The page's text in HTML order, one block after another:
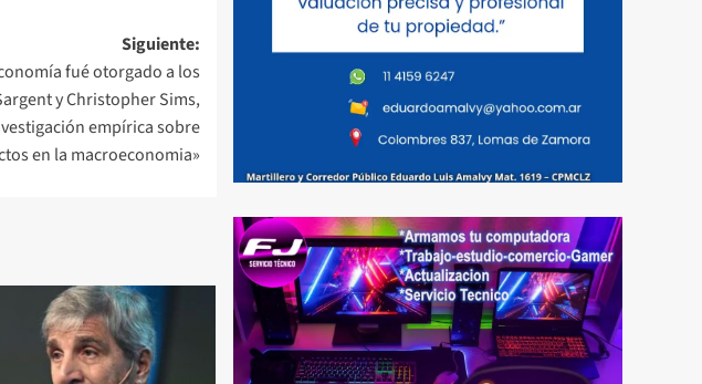
Siguiente:
fué otorgado a los
y Christopher Sims,
empírica sobre
en la macroeconomia»